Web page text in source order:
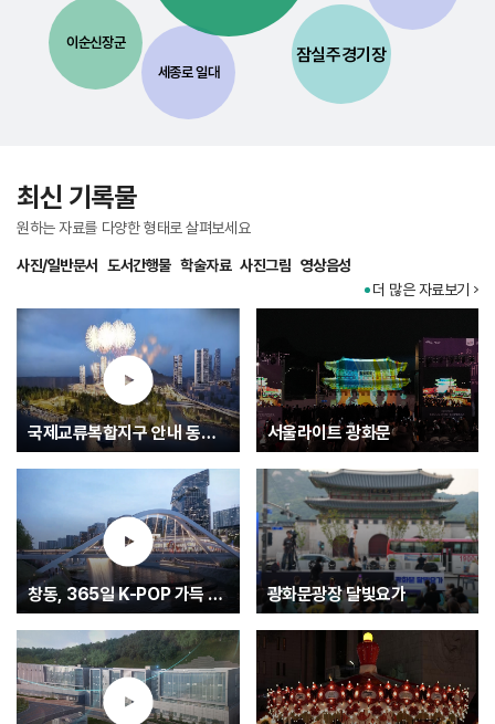
세종로 일대
이순신장군
잠실주경기장
최신 기록물
원하는 자료를 다양한 형태로 살펴보세요
더 많은 자료보기
사진/일반문서 도서간행물 학술자료 사진그림 영상음성
국제교류복합지구 안내 동영상
창동, 365일 K-POP 가득 글로벌 문화중심지로.... K-엔터타운
서울라이트 광화문
광화문광장 달빛요가